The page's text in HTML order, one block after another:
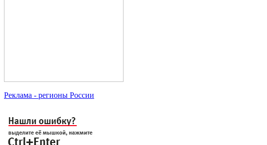
Реклама - регионы России